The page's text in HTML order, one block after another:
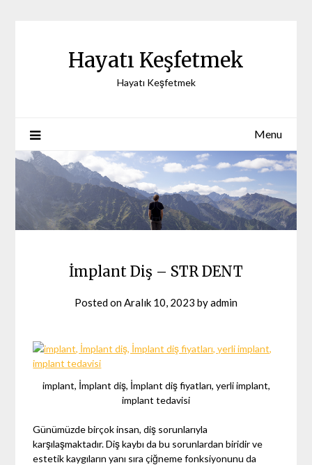
Hayatı Keşfetmek
Hayatı Keşfetmek
Menu
İmplant Diş – STR DENT
Posted on Aralık 10, 2023 byadmin
implant, İmplant diş, İmplant diş fiyatları, yerli implant,
implant tedavisi
Günümüzde birçok insan, diş sorunlarıyla
karşılaşmaktadır. Diş kaybı da bu sorunlardan biridir ve
estetik kaygıların yanı sıra çiğneme fonksiyonunu da